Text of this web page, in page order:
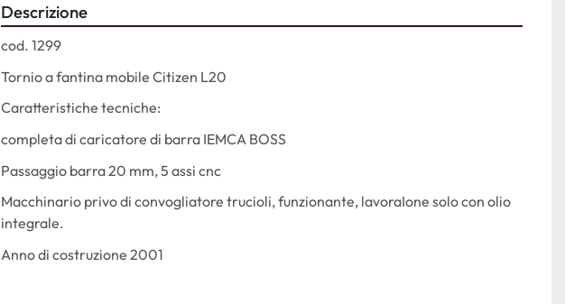
Descrizione
cod. 1299
Tornio a fantina mobile Citizen L20
Caratteristiche tecniche:
completa di caricatore di barra IEMCA BOSS
Passaggio barra 20 mm, 5 assi cnc
Macchinario privo di convogliatore trucioli, funzionante, lavoraIone solo con olio
integrale.
Anno di costruzione 2001